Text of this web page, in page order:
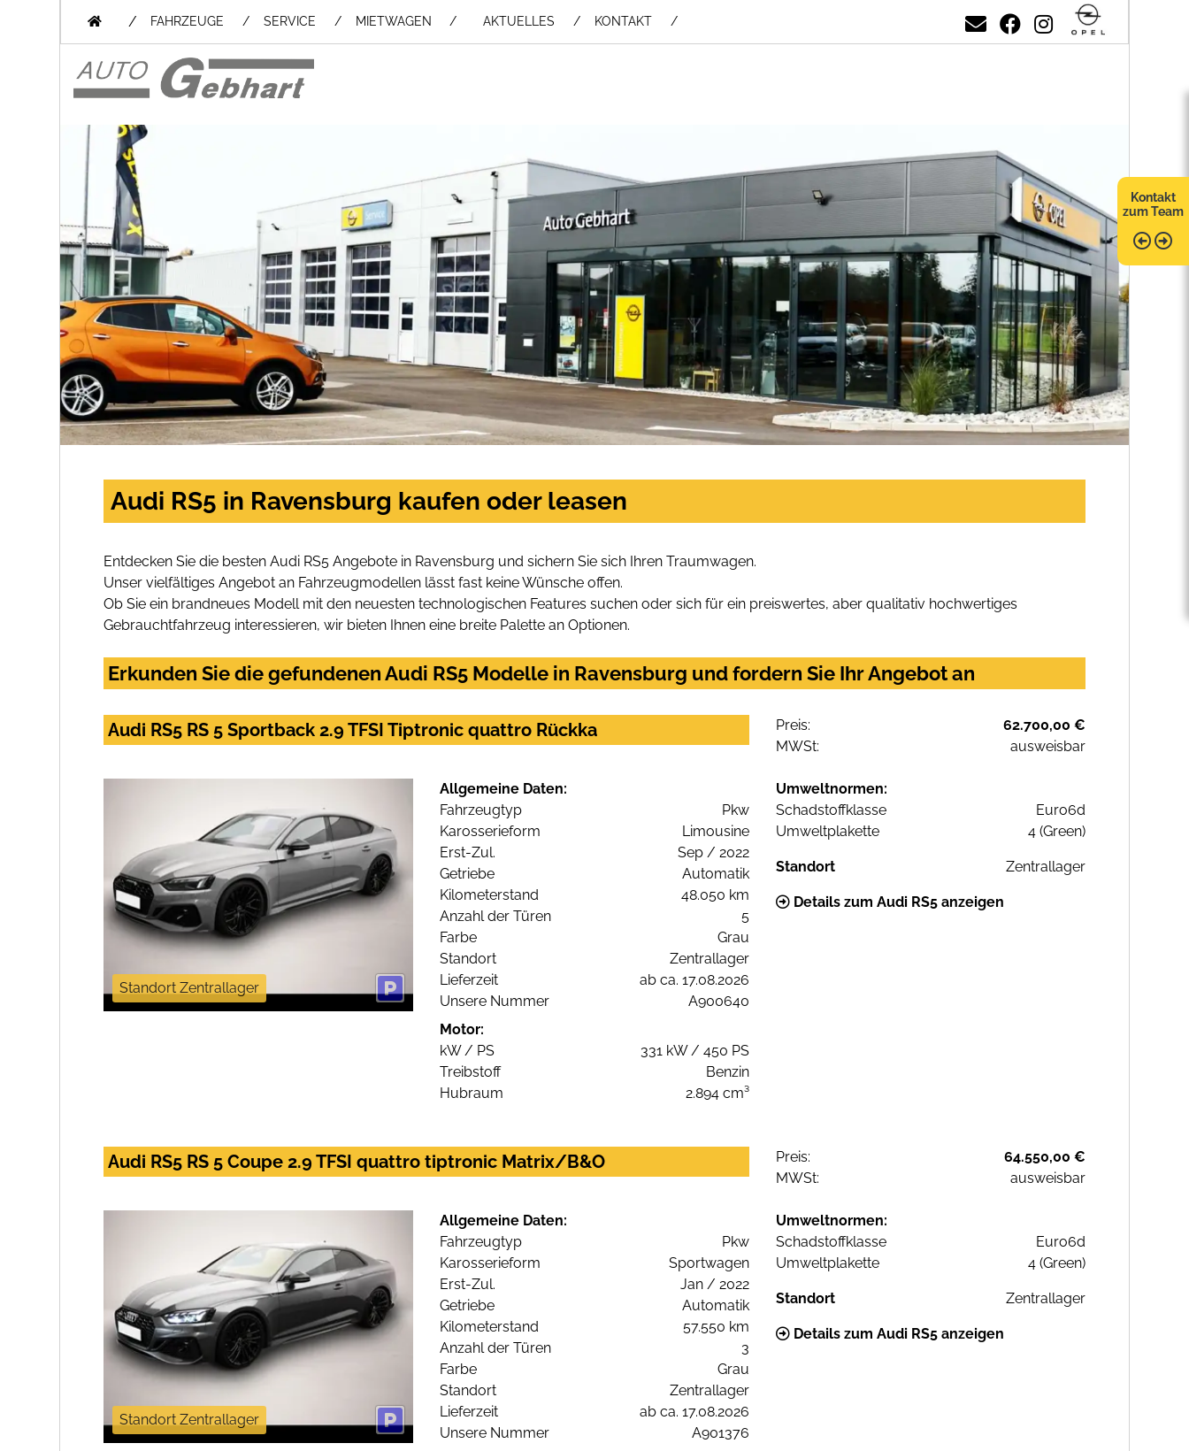
/ FAHRZEUGE SERVICE MIETWAGEN / AKTUELLES KONTAKT
Kontakt
zum Team
Audi RS5 in Ravensburg kaufen oder leasen
Entdecken Sie die besten Audi RS5 Angebote in Ravensburg und sichern Sie sich Ihren Traumwagen.
Unser vielfältiges Angebot an Fahrzeugmodellen lässt fast keine Wünsche offen.
Ob Sie ein brandneues Modell mit den neuesten technologischen Features suchen oder sich für ein preiswertes, aber qualitativ hochwertiges
Gebrauchtfahrzeug interessieren, wir bieten Ihnen eine breite Palette an Optionen.
Erkunden Sie die gefundenen Audi RS5 Modelle in Ravensburg und fordern Sie Ihr Angebot an
Audi RS5 RS 5 Sportback 2.9 TFSI Tiptronic quattro Rückka Preis:
62.700,00 €
MWSt:
ausweisbar
Standort Zentrallager
Allgemeine Daten:
Fahrzeugtyp
Pkw
Karosserieform
Limousine
Erst-Zul.
Sep / 2022
Getriebe
Automatik
Kilometerstand
48.050 km
Anzahl der Türen
5
Farbe
Grau
Standort
Zentrallager
Lieferzeit
ab ca. 17.08.2026
Unsere Nummer
A900640
Motor:
kW / PS
331 kW / 450 PS
Treibstoff
Benzin
Hubraum
2.894 cm³
Umweltnormen:
Schadstoffklasse
Euro6d
Umweltplakette
4 (Green)
Standort Zentrallager
Details zum Audi RS5 anzeigen
Audi RS5 RS 5 Coupe 2.9 TFSI quattro tiptronic Matrix/B&O Preis:
64.550,00 €
MWSt:
ausweisbar
Standort Zentrallager
Allgemeine Daten:
Fahrzeugtyp
Pkw
Karosserieform
Sportwagen
Erst-Zul.
Jan / 2022
Getriebe
Automatik
Kilometerstand
57.550 km
Anzahl der Türen
3
Farbe
Grau
Standort
Zentrallager
Lieferzeit
ab ca. 17.08.2026
Unsere Nummer
A901376
Umweltnormen:
Schadstoffklasse
Euro6d
Umweltplakette
4 (Green)
Standort Zentrallager
Details zum Audi RS5 anzeigen